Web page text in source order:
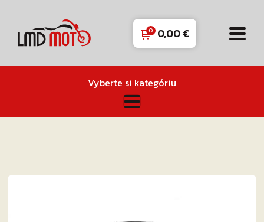
0,00€
Vyberte si kategóriu